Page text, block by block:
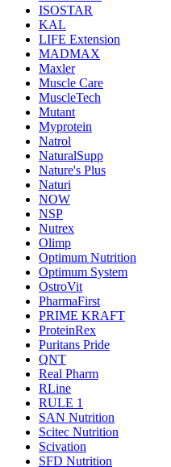
ISOSTAR
KAL
LIFE Extension
MADMAX
Maxler
Muscle Care
MuscleTech
Mutant
Myprotein
Natrol
NaturalSupp
Nature's Plus
Naturi
NOW
NSP
Nutrex
Olimp
Optimum Nutrition
Optimum System
OstroVit
PharmaFirst
PRIME KRAFT
ProteinRex
Puritans Pride
QNT
Real Pharm
RLine
RULE 1
SAN Nutrition
Scitec Nutrition
Scivation
SFD Nutrition